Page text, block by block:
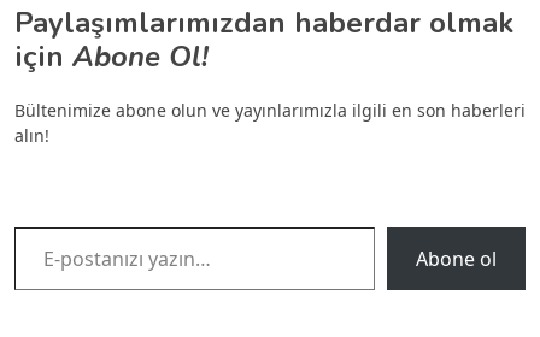
Paylaşımlarımızdan haberdar olmak
için Abone Ol!
Bültenimize abone olun ve yayınlarımızla ilgili en son haberleri
alın!
E-postanızı yazın…
Abone ol